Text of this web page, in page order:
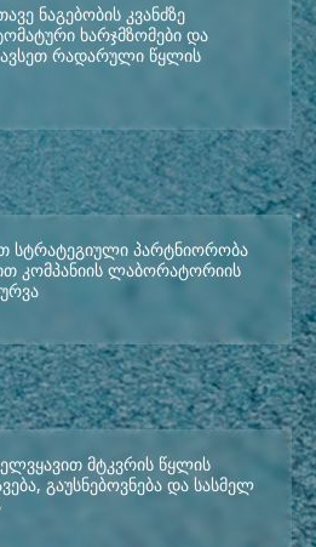
ნაგებობის კვანძზე
ხარჯმზომები და
რადარული წყლის
სტრატეგიული პარტნიორობა
კომპანიის ლაბორატორიის
მტკვრის წყლის
გაუსნებოვნება და სასმელ